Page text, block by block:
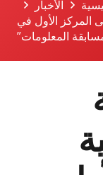
الأخبار
المركز الأول في
المعلومات”